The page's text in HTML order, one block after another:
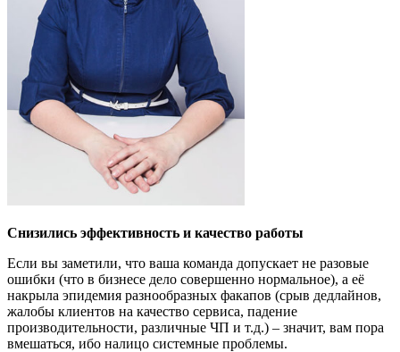
Снизились эффективность и качество работы
Если вы заметили, что ваша команда допускает не разовые
ошибки (что в бизнесе дело совершенно нормальное), а её
накрыла эпидемия разнообразных факапов (срыв дедлайнов,
жалобы клиентов на качество сервиса, падение
производительности, различные ЧП и т.д.) – значит, вам пора
вмешаться, ибо налицо системные проблемы.